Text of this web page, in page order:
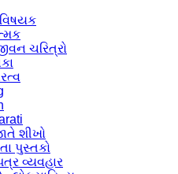
ચરિત્રો
શીખો
પુસ્તકો
વ્યવહાર